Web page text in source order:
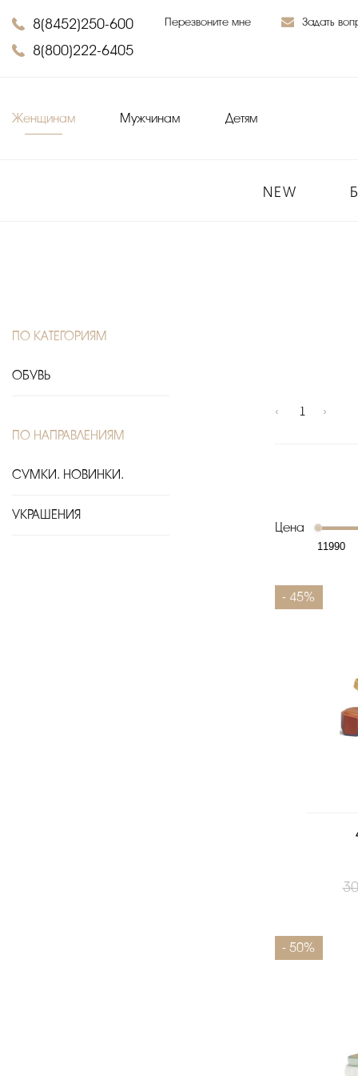
8(8452)250-600
8(800)222-6405
Перезвоните мне Задать
Женщинам Мужчинам Детям
NEW
ПО КАТЕГОРИЯМ
ОБУВЬ
ПО НАПРАВЛЕНИЯМ
СУМКИ. НОВИНКИ.
УКРАШЕНИЯ
‹ 1 ›
Цена
- 45%
- 50%